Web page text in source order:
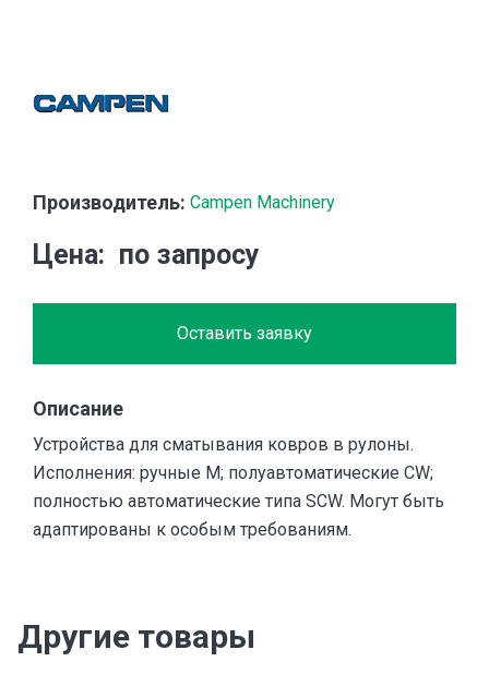
Производитель: Campen Machinery
Цена по запросу
Оставить заявку
Описание
Устройства для сматывания ковров в рулоны.
Исполнения: ручные M; полуавтоматические CW;
полностью автоматические типа SCW. Могут быть
адаптированы к особым требованиям.
Другие товары